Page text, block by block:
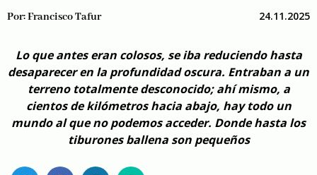
Por:Francisco Tafur 24.11.2025
Lo que antes eran colosos, se iba reduciendo hasta
desaparecer en la profundidad oscura. Entraban a un
terreno totalmente desconocido; ahí mismo, a
cientos de kilómetros hacia abajo, hay todo un
mundo al que no podemos acceder. Donde hasta los
tiburones ballena son pequeños